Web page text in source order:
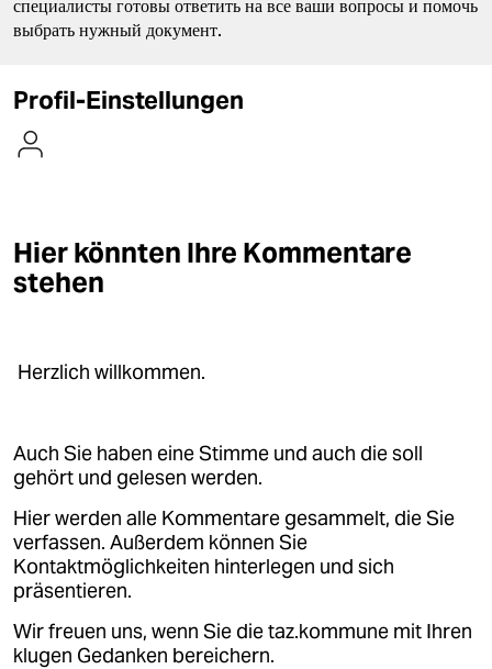
wahrheit
verlag
veranstaltungen
shop
unterstützen
genossenschaft
epaper login
специалисты готовы ответить на все ваши вопросы и помочь
выбрать нужный документ.
Profil-Einstellungen
Hier könnten Ihre Kommentare
stehen
Herzlich willkommen.
Auch Sie haben eine Stimme und auch die soll
gehört und gelesen werden.
Hier werden alle Kommentare gesammelt, die Sie
verfassen. Außerdem können Sie
Kontaktmöglichkeiten hinterlegen und sich
präsentieren.
Wir freuen uns, wenn Sie die taz.kommune mit Ihren
klugen Gedanken bereichern.